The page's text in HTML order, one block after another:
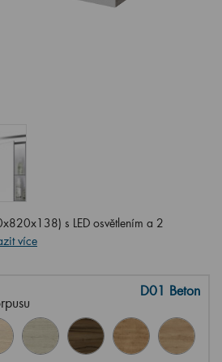
s LED osvětlením a 2
více
D01 Beton